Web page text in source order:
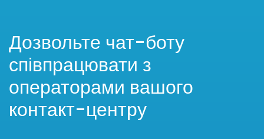
Дозвольте чат-боту
співпрацювати з
операторами вашого
контакт-центру